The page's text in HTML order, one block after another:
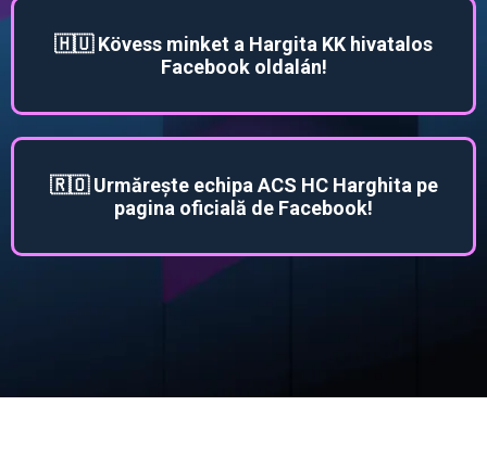
🇭🇺 Kövess minket a Hargita KK hivatalos
Facebook oldalán!
🇷🇴 Urmărește echipa ACS HC Harghita pe
pagina oficială de Facebook!